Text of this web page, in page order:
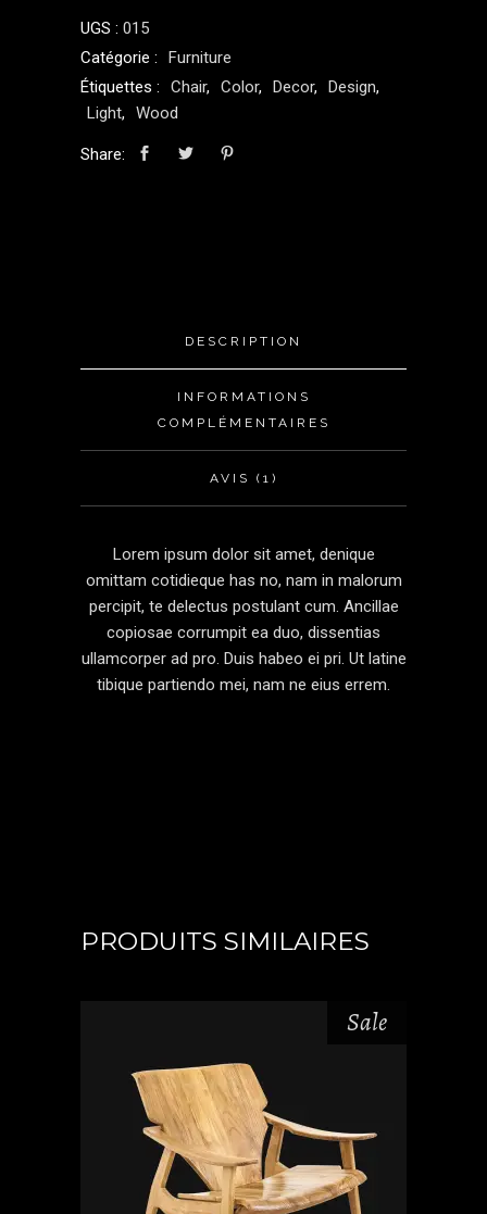
UGS : 015
Catégorie :
Furniture
Étiquettes :
Chair, Color, Decor, Design,
Light, Wood
Share:
DESCRIPTION
INFORMATIONS
COMPLÉMENTAIRES
AVIS (1)
Lorem ipsum dolor sit amet, denique
omittam cotidieque has no, nam in malorum
percipit, te delectus postulant cum. Ancillae
copiosae corrumpit ea duo, dissentias
ullamcorper ad pro. Duis habeo ei pri. Ut latine
tibique partiendo mei, nam ne eius errem.
PRODUITS SIMILAIRES
Sale
AJOUTER AU PANIER